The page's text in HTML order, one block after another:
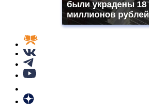
были украдены 18
миллионов рублей